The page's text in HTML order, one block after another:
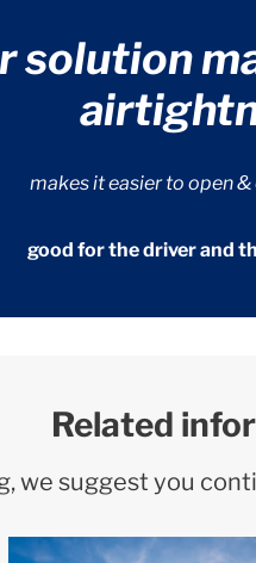
solution
makes it easier to open
good for the driver and
Related
we suggest you